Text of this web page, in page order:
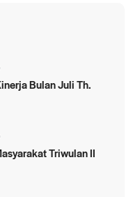
Bulan Juli Th.
Triwulan II